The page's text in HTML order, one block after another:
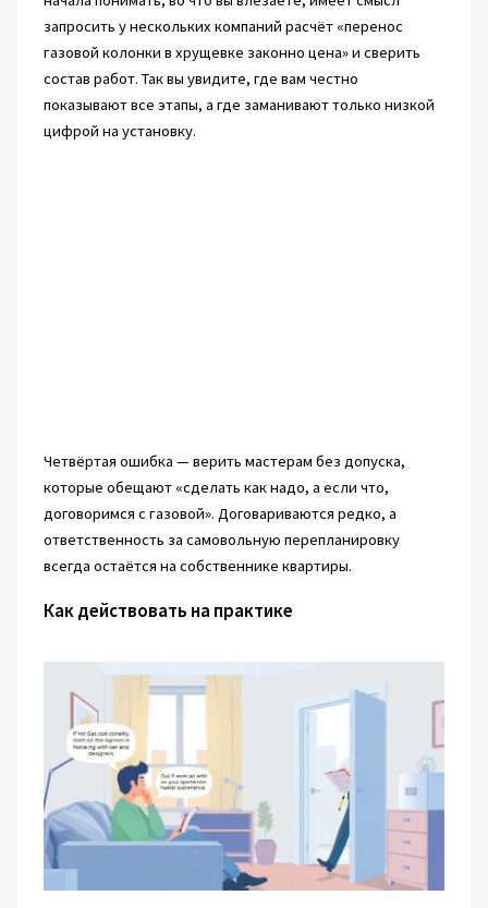
запросить у нескольких компаний расчёт «перенос
газовой колонки в хрущевке законно цена» и сверить
состав работ. Так вы увидите, где вам честно
показывают все этапы, а где заманивают только низкой
цифрой на установку.
Четвёртая ошибка — верить мастерам без допуска,
которые обещают «сделать как надо, а если что,
договоримся с газовой». Договариваются редко, а
ответственность за самовольную перепланировку
всегда остаётся на собственнике квартиры.
Как действовать на практике